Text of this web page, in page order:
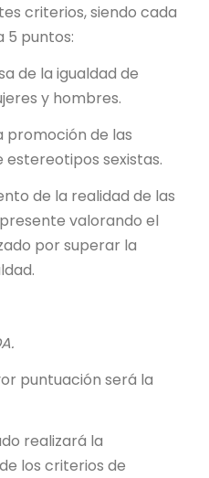
criterios, siendo cada
5 puntos:
de la igualdad de
y hombres.
promoción de las
estereotipos sexistas.
de la realidad de las
valorando el
por superar la
puntuación será la
realizará la
los criterios de